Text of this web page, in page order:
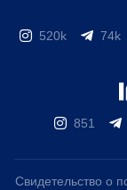
520k 74k
851
Свидетельство о